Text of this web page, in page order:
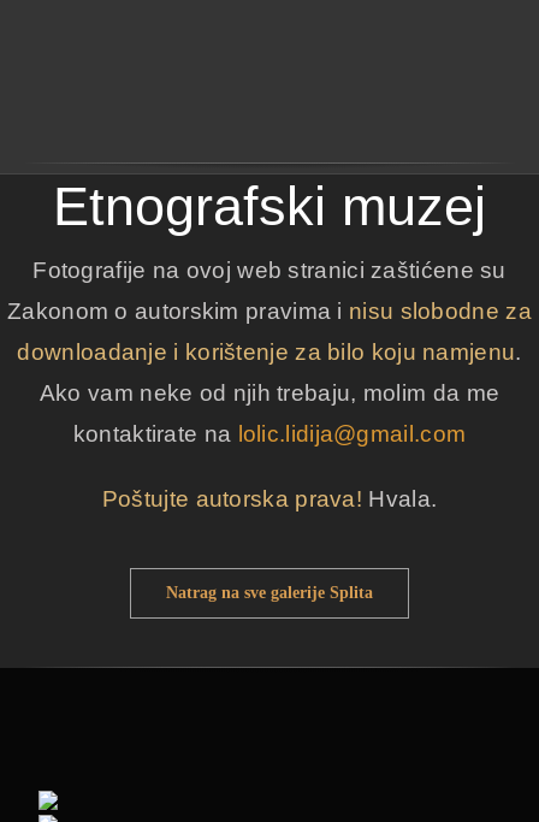
Etnografski muzej
Fotografije na ovoj web stranici zaštićene su
Zakonom o autorskim pravima i nisu slobodne za
downloadanje i korištenje za bilo koju namjenu.
Ako vam neke od njih trebaju, molim da me
kontaktirate na lolic.lidija@gmail.com
Poštujte autorska prava! Hvala.
Natrag na sve galerije Splita